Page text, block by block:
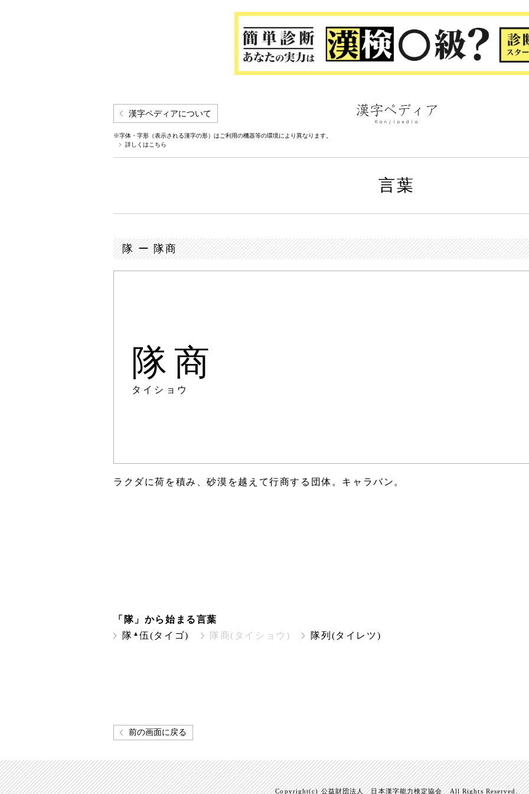
漢字ペディアについて
※字体・字形（表示される漢字の形）はご利用の機器等の環境により異なります。
詳しくはこちら
言葉
隊 ー 隊商
隊商
タイショウ
ラクダに荷を積み、砂漠を越えて行商する団体。キャラバン。
「隊」から始まる言葉
隊 ▲伍(タイゴ) 隊商(タイショウ) 隊列(タイレツ)
前の画面に戻る
Copyright(c) 公益財団法人 日本漢字能力検定協会 All Rights Reserved.